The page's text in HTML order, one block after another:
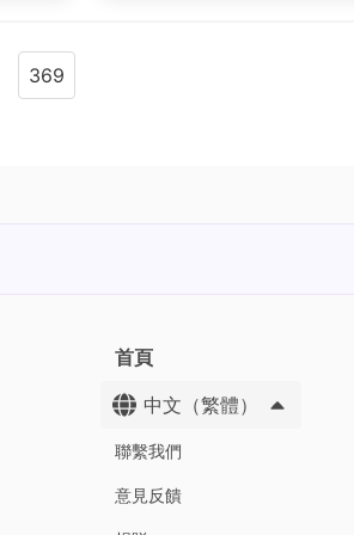
369
首頁
中文（繁體）
聯繫我們
意見反饋